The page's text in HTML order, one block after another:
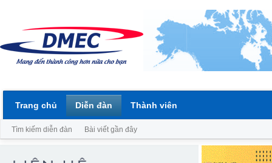
Trang chủ Diễn đàn
Tìm kiếm diễn đàn Bài viết gần đây
Thành viên